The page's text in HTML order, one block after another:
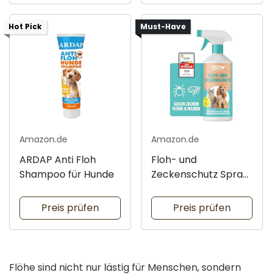
Hot Pick
Amazon.de
ARDAP Anti Floh
Shampoo für Hunde
Preis prüfen
Must-Have
Amazon.de
Floh- und
Zeckenschutz Spray
Preis prüfen
Flöhe sind nicht nur lästig für Menschen, sondern